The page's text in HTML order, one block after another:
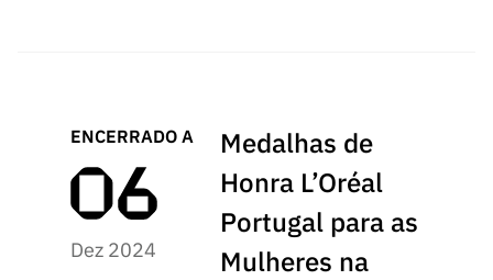
ENCERRADO A
Dez 2024
Medalhas de
Honra L’Oréal
Portugal para as
Mulheres na